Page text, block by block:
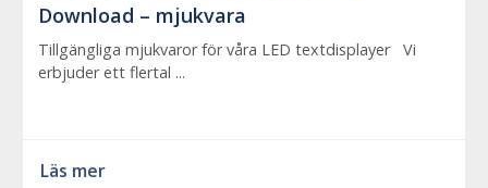
Download – mjukvara
Tillgängliga mjukvaror för våra LED textdisplayer Vi
erbjuder ett flertal ...
Läs mer